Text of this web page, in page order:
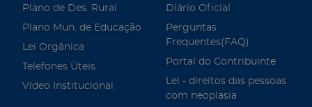
Plano de Des. Rural
Plano Mun. de Educação
Lei Orgânica
Telefones Úteis
Vídeo Institucional
Diário Oficial
Perguntas
Frequentes(FAQ)
Portal do Contribuinte
Lei - direitos das pessoas
com neoplasia